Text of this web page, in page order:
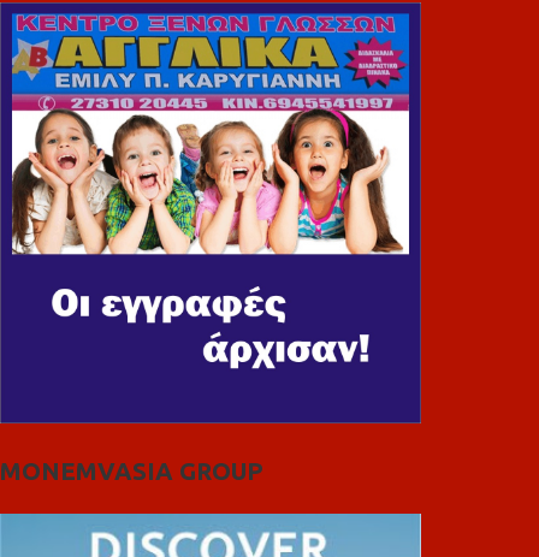
MONEMVASIA GROUP